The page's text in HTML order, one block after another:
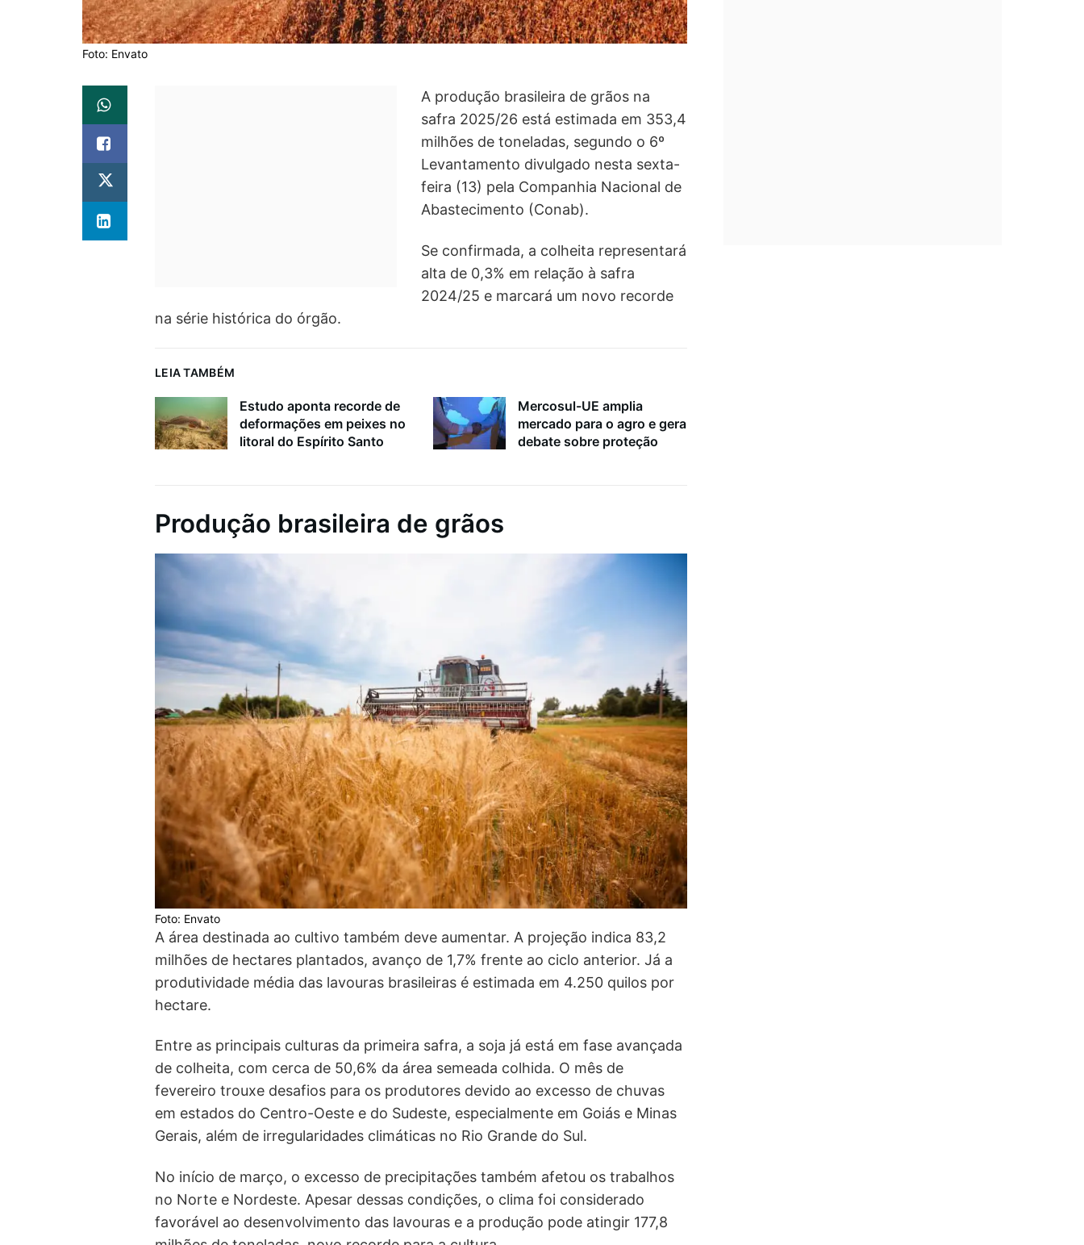
Foto: Envato
A produção brasileira de grãos na
safra 2025/26 está estimada em 353,4
milhões de toneladas, segundo o 6º
Levantamento divulgado nesta sexta-
feira (13) pela Companhia Nacional de
Abastecimento (Conab).
Se confirmada, a colheita representará
alta de 0,3% em relação à safra
2024/25 e marcará um novo recorde
na série histórica do órgão.
LEIA TAMBÉM
Estudo aponta recorde de
deformações em peixes no
litoral do Espírito Santo
Mercosul-UE amplia
mercado para o agro e gera
debate sobre proteção
Produção brasileira de grãos
Foto: Envato
A área destinada ao cultivo também deve aumentar. A projeção indica 83,2
milhões de hectares plantados, avanço de 1,7% frente ao ciclo anterior. Já a
produtividade média das lavouras brasileiras é estimada em 4.250 quilos por
hectare.
Entre as principais culturas da primeira safra, a soja já está em fase avançada
de colheita, com cerca de 50,6% da área semeada colhida. O mês de
fevereiro trouxe desafios para os produtores devido ao excesso de chuvas
em estados do Centro-Oeste e do Sudeste, especialmente em Goiás e Minas
Gerais, além de irregularidades climáticas no Rio Grande do Sul.
No início de março, o excesso de precipitações também afetou os trabalhos
no Norte e Nordeste. Apesar dessas condições, o clima foi considerado
favorável ao desenvolvimento das lavouras e a produção pode atingir 177,8